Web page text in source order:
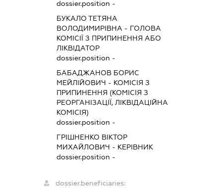
dossier.position -
БУКАЛО ТЕТЯНА
ВОЛОДИМИРІВНА - ГОЛОВА
КОМІСІЇ З ПРИПИНЕННЯ АБО
ЛІКВІДАТОР
dossier.position -
БАБАДЖАНОВ БОРИС
МЕЙЛІЙОВИЧ - КОМІСІЯ З
ПРИПИНЕННЯ (КОМІСІЯ З
РЕОРГАНІЗАЦІЇ, ЛІКВІДАЦІЙНА
КОМІСІЯ)
dossier.position -
ГРІШНЕНКО ВІКТОР
МИХАЙЛОВИЧ - КЕРІВНИК
dossier.position -
dossier.beneficiaries: